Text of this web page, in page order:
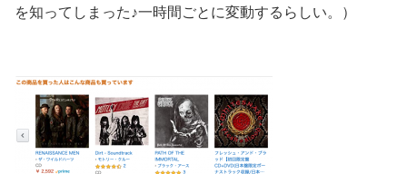
を知ってしまった♪一時間ごとに変動するらしい。）